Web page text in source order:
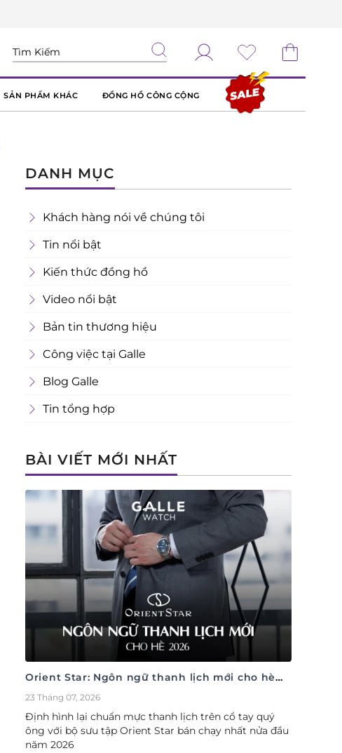
SẢN PHẨM KHÁC ĐỒNG HỒ CÔNG CỘNG
DANH MỤC
Khách hàng nói về chúng tôi
Tin nổi bật
Kiến thức đồng hồ
Video nổi bật
Bản tin thương hiệu
Công việc tại Galle
Blog Galle
Tin tổng hợp
BÀI VIẾT MỚI NHẤT
Orient Star: Ngôn ngữ thanh lịch mới cho hè
2026
23 Tháng 07, 2026
Định hình lại chuẩn mực thanh lịch trên cổ tay quý
ông với bộ sưu tập Orient Star bán chạy nhất nửa đầu
năm 2026